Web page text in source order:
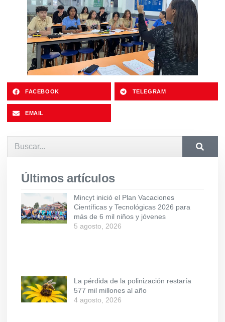
FACEBOOK TELEGRAM
EMAIL
Últimos artículos
Mincyt inició el Plan Vacaciones
Científicas y Tecnológicas 2026 para
más de 6 mil niños y jóvenes
5 agosto, 2026
La pérdida de la polinización restaría
577 mil millones al año
4 agosto, 2026